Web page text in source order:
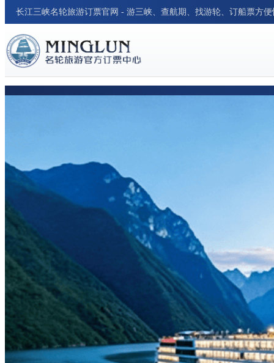
长江三峡名轮旅游订票官网 - 游三峡、查航期、找游轮、订船票方